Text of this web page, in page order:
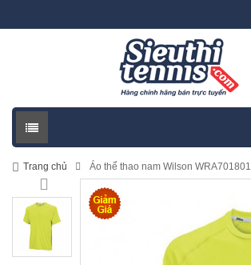
Trang chủ Áo thể thao nam Wilson WRA701801